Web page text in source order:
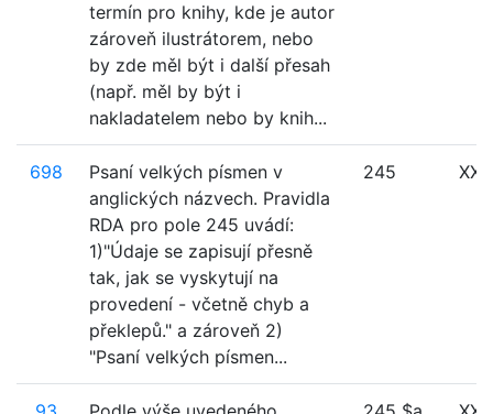
termín pro knihy, kde je autor
zároveň ilustrátorem, nebo
by zde měl být i další přesah
(např. měl by být i
nakladatelem nebo by knih...
698
Psaní velkých písmen v
anglických názvech. Pravidla
RDA pro pole 245 uvádí:
1)"Údaje se zapisují přesně
tak, jak se vyskytují na
provedení - včetně chyb a
překlepů." a zároveň 2)
"Psaní velkých písmen...
245 XXX